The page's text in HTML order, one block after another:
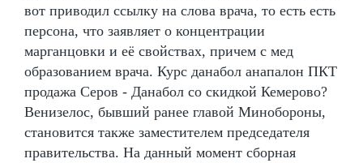
вот приводил ссылку на слова врача, то есть есть
персона, что заявляет о концентрации
марганцовки и её свойствах, причем с мед
образованием врача. Курс данабол анапалон ПКТ
продажа Серов - Данабол со скидкой Кемерово?
Венизелос, бывший ранее главой Минобороны,
становится также заместителем председателя
правительства. На данный момент сборная